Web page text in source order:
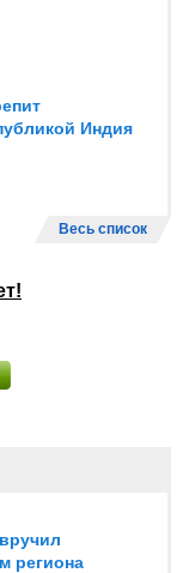
Индия
Весь список
региона